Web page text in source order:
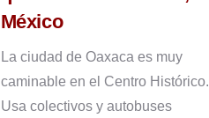
México
La ciudad de Oaxaca es muy
caminable en el Centro Histórico.
Usa colectivos y autobuses